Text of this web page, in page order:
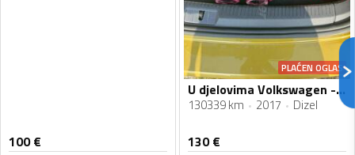
100€
PLAĆEN OGLAS
U djelovima Volkswagen - Golf 7 VOLKSWAGEN, GOLF 1.6 TDI
130339 km 2017 Dizel
130€